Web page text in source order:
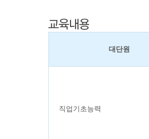
대단원
직업기초능력